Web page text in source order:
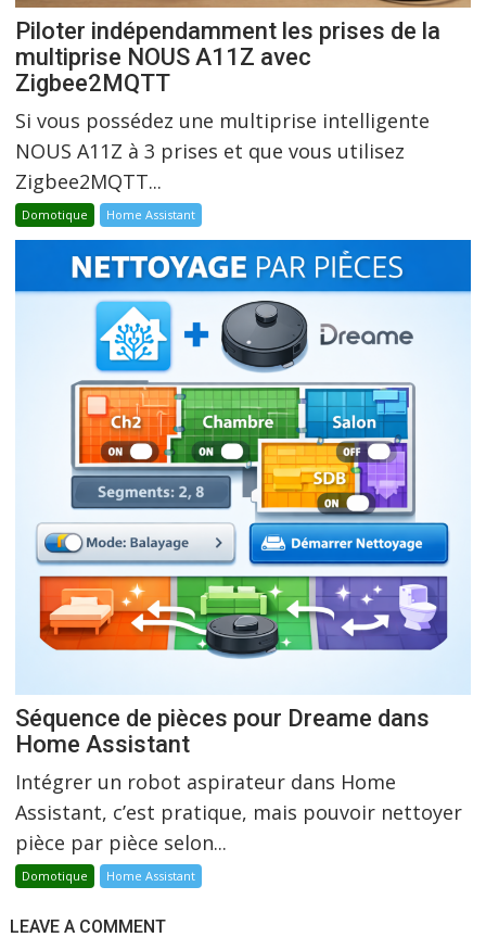
Piloter indépendamment les prises de la
multiprise NOUS A11Z avec
Zigbee2MQTT
Si vous possédez une multiprise intelligente
NOUS A11Z à 3 prises et que vous utilisez
Zigbee2MQTT...
Domotique Home Assistant
Séquence de pièces pour Dreame dans
Home Assistant
Intégrer un robot aspirateur dans Home
Assistant, c’est pratique, mais pouvoir nettoyer
pièce par pièce selon...
Domotique Home Assistant
LEAVE A COMMENT